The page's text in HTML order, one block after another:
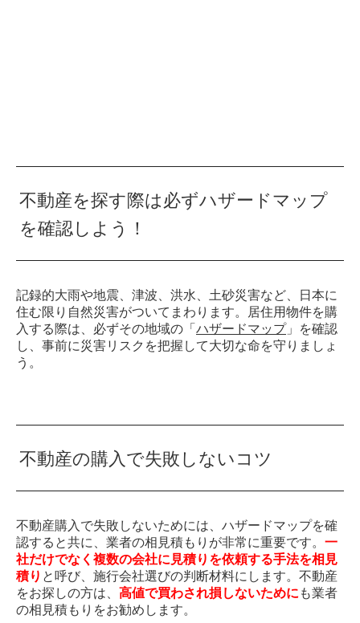
不動産を探す際は必ずハザードマップ
を確認しよう！
記録的大雨や地震、津波、洪水、土砂災害など、日本に
住む限り自然災害がついてまわります。居住用物件を購
入する際は、必ずその地域の「 ハザードマップ」を確認
し、事前に災害リスクを把握して大切な命を守りましょ
う。
不動産の購入で失敗しないコツ
不動産購入で失敗しないためには、ハザードマップを確
認すると共に、業者の相見積もりが非常に重要です。 一
社だけでなく複数の会社に見積りを依頼する手法を相見
積り と呼び、施行会社選びの判断材料にします。不動産
をお探しの方は、 高値で買わされ損しないために も業者
の相見積もりをお勧めします。